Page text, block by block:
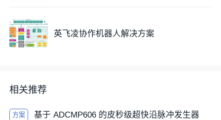
英飞凌协作机器人解决方案
相关推荐
方案 基于 ADCMP606 的皮秒级超快沿脉冲发生器